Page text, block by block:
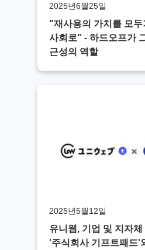
2025년6월25일
"재사용의 가치를 모
사회로" - 하드오프가
근성의 역할
2025년5월12일
유니웹, 기업 및 지자
'주식회사 기프트패드'